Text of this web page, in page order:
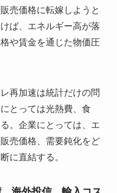
売価格に転嫁しようと
ば、エネルギー高が落
や賃金を通じた物価圧
再加速は統計だけの問
とっては光熱費、食
。企業にとっては、エ
売価格、需要鈍化をど
に直結する。